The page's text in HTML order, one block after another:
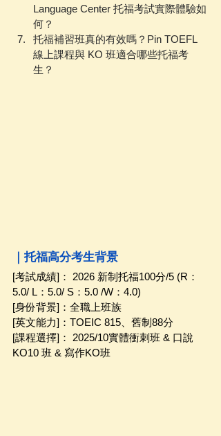
Language Center 托福考試實際體驗如
何？
托福補習班真的有效嗎？Pin TOEFL
線上課程與 KO 班適合哪些托福考
生？
｜托福高分考生背景
[考試成績]： 2026 新制托福100分/5 (R：
5.0/ L：5.0/ S：5.0 /W：4.0)
[身份背景]：全職上班族
[英文能力]：TOEIC 815、舊制88分
[課程選擇]： 2025/10實體衝刺班 & 口說
KO10 班 & 寫作KO班